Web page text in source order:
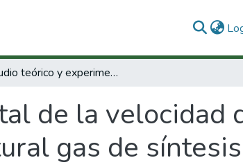
Estudio teórico y experimental de la velocidad de deflagración laminar de mezclas gas natural gas de síntesis.
de la velocidad
gas de